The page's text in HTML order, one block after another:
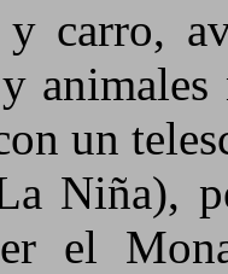
carro,
un
Niña),
el